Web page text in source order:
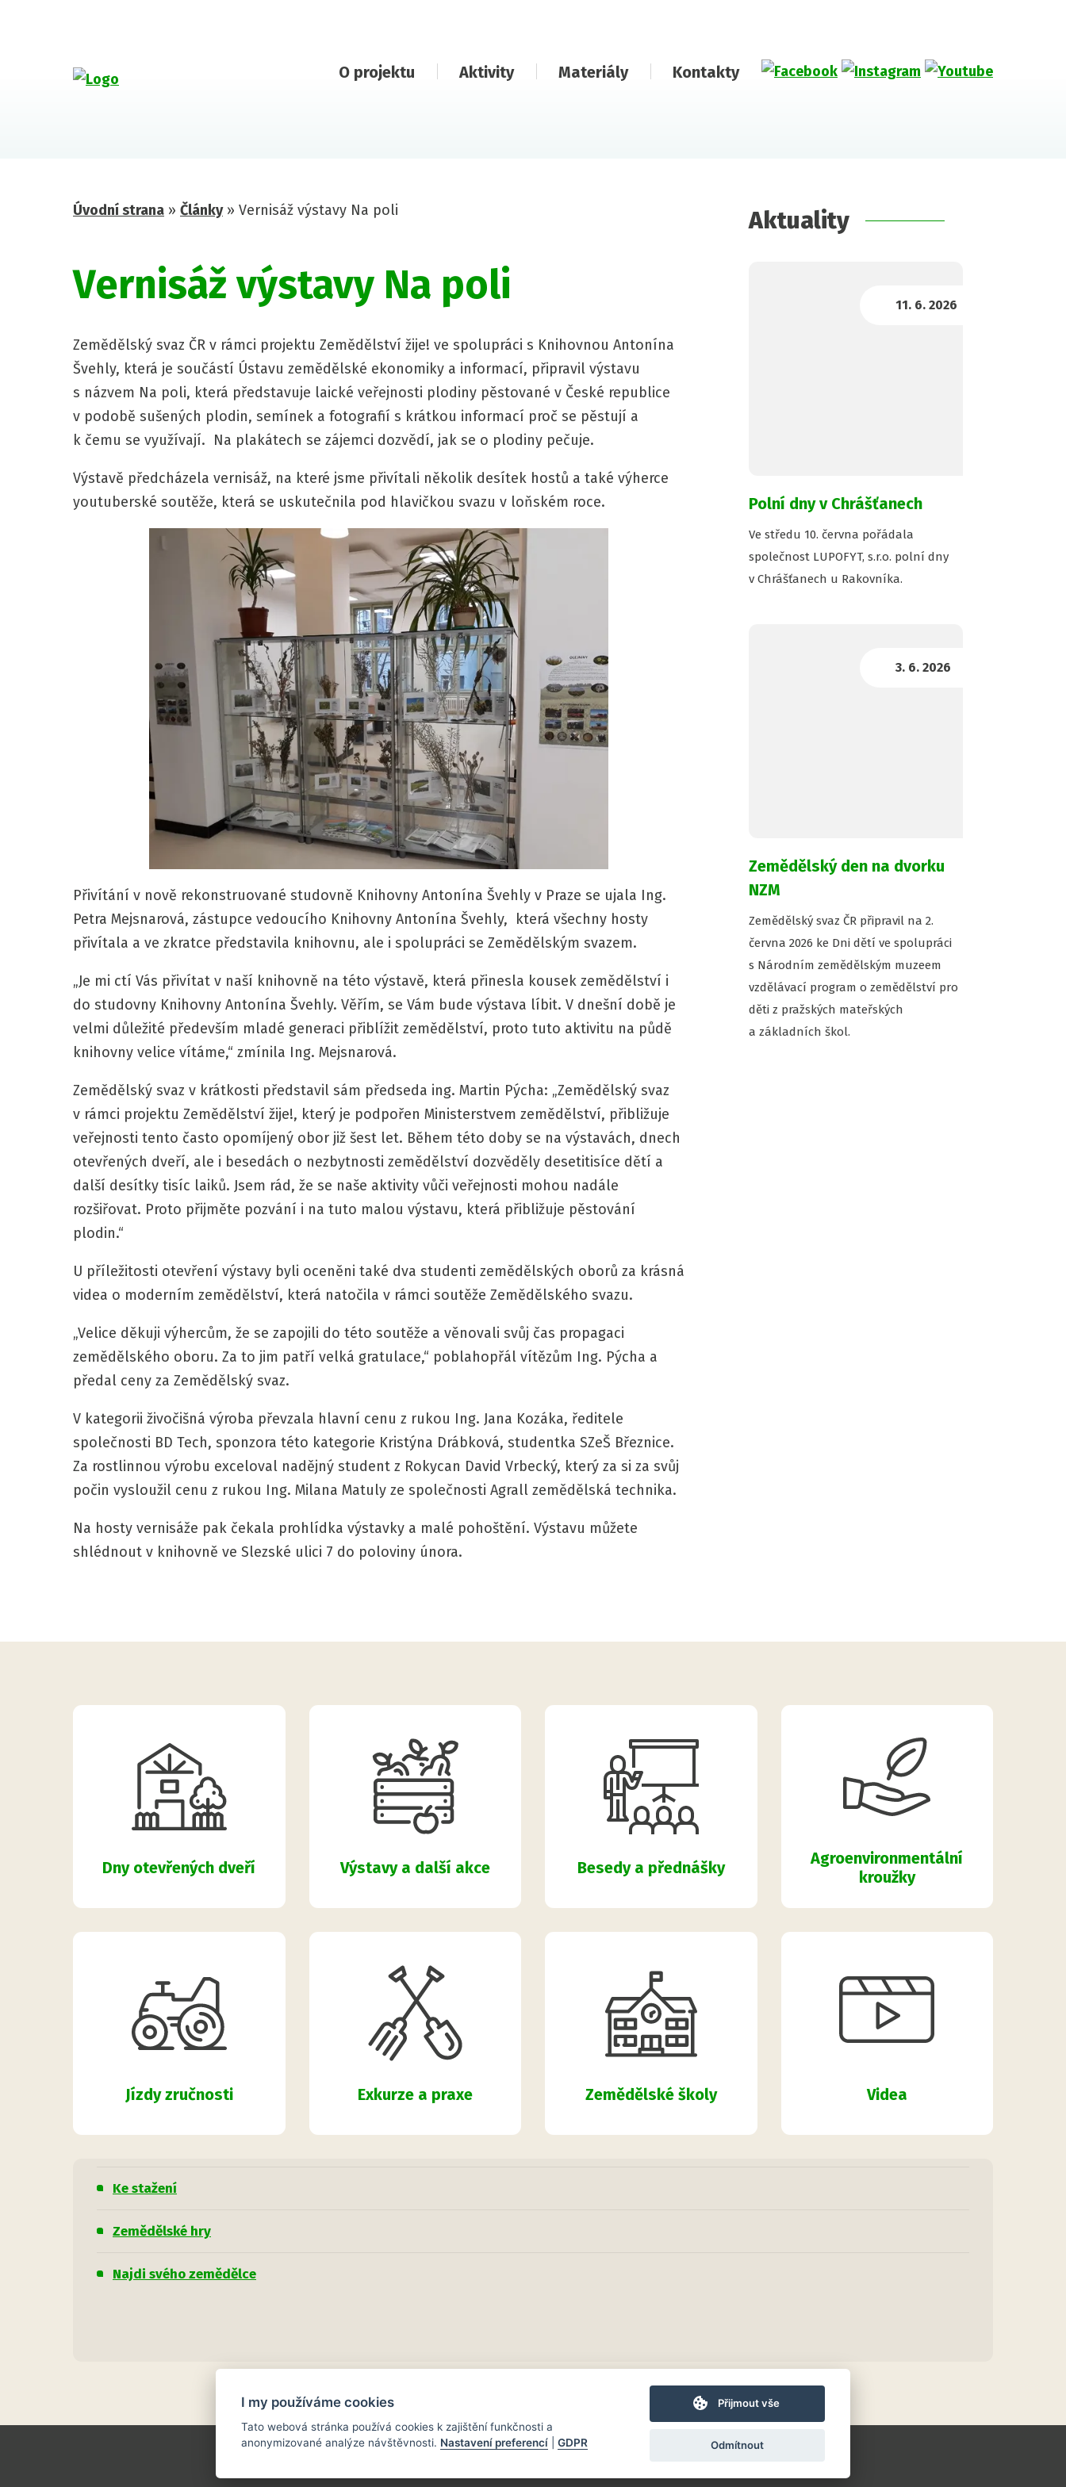
O projektu Aktivity Materiály Kontakty
Úvodní strana » Články» Vernisáž výstavy Na poli
Vernisáž výstavy Na poli
Zemědělský svaz ČR v rámci projektu Zemědělství žije! ve spolupráci s Knihovnou Antonína
Švehly, která je součástí Ústavu zemědělské ekonomiky a informací, připravil výstavu
s názvem Na poli, která představuje laické veřejnosti plodiny pěstované v České republice
v podobě sušených plodin, semínek a fotografií s krátkou informací proč se pěstují a
k čemu se využívají. Na plakátech se zájemci dozvědí, jak se o plodiny pečuje.
Výstavě předcházela vernisáž, na které jsme přivítali několik desítek hostů a také výherce
youtuberské soutěže, která se uskutečnila pod hlavičkou svazu v loňském roce.
Přivítání v nově rekonstruované studovně Knihovny Antonína Švehly v Praze se ujala Ing.
Petra Mejsnarová, zástupce vedoucího Knihovny Antonína Švehly, která všechny hosty
přivítala a ve zkratce představila knihovnu, ale i spolupráci se Zemědělským svazem.
„Je mi ctí Vás přivítat v naší knihovně na této výstavě, která přinesla kousek zemědělství i
do studovny Knihovny Antonína Švehly. Věřím, se Vám bude výstava líbit. V dnešní době je
velmi důležité především mladé generaci přiblížit zemědělství, proto tuto aktivitu na půdě
knihovny velice vítáme,“ zmínila Ing. Mejsnarová.
Zemědělský svaz v krátkosti představil sám předseda ing. Martin Pýcha: „Zemědělský svaz
v rámci projektu Zemědělství žije!, který je podpořen Ministerstvem zemědělství, přibližuje
veřejnosti tento často opomíjený obor již šest let. Během této doby se na výstavách, dnech
otevřených dveří, ale i besedách o nezbytnosti zemědělství dozvěděly desetitisíce dětí a
další desítky tisíc laiků. Jsem rád, že se naše aktivity vůči veřejnosti mohou nadále
rozšiřovat. Proto přijměte pozvání i na tuto malou výstavu, která přibližuje pěstování
plodin.“
U příležitosti otevření výstavy byli oceněni také dva studenti zemědělských oborů za krásná
videa o moderním zemědělství, která natočila v rámci soutěže Zemědělského svazu.
„Velice děkuji výhercům, že se zapojili do této soutěže a věnovali svůj čas propagaci
zemědělského oboru. Za to jim patří velká gratulace,“ poblahopřál vítězům Ing. Pýcha a
předal ceny za Zemědělský svaz.
V kategorii živočišná výroba převzala hlavní cenu z rukou Ing. Jana Kozáka, ředitele
společnosti BD Tech, sponzora této kategorie Kristýna Drábková, studentka SZeŠ Březnice.
Za rostlinnou výrobu exceloval nadějný student z Rokycan David Vrbecký, který za si za svůj
počin vysloužil cenu z rukou Ing. Milana Matuly ze společnosti Agrall zemědělská technika.
Na hosty vernisáže pak čekala prohlídka výstavky a malé pohoštění. Výstavu můžete
shlédnout v knihovně ve Slezské ulici 7 do poloviny února.
Aktuality
Polní dny v Chrášťanech
Ve středu 10. června pořádala
společnost LUPOFYT, s.r.o. polní dny
v Chrášťanech u Rakovníka.
Zemědělský den na dvorku
NZM
Zemědělský svaz ČR připravil na 2.
června 2026 ke Dni dětí ve spolupráci
s Národním zemědělským muzeem
vzdělávací program o zemědělství pro
děti z pražských mateřských
a základních škol.
Dny otevřených dveří Výstavy a další akce Besedy a přednášky
Agroenvironmentální
kroužky
Jízdy zručnosti Exkurze a praxe Zemědělské školy Videa
Ke stažení
Zemědělské hry
Najdi svého zemědělce
I my používáme cookies
Tato webová stránka používá cookies k zajištění funkčnosti a
anonymizované analýze návštěvnosti. Nastavení preferencí GDPR
Přijmout vše
Odmítnout